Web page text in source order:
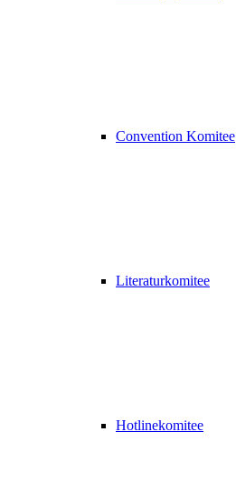
Convention Komitee
Literaturkomitee
Hotlinekomitee